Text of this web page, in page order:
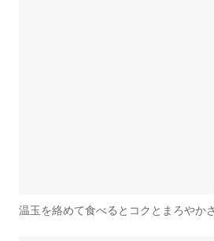
温玉を絡めて食べるとコクとまろやか